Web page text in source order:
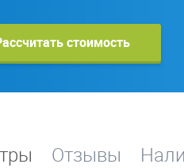
стоимость
Отзывы